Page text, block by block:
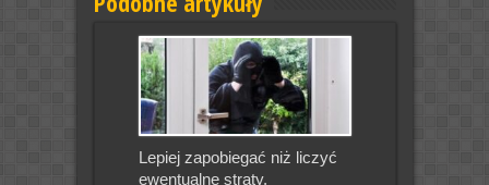
Lepiej zapobiegać niż liczyć
ewentualne straty.